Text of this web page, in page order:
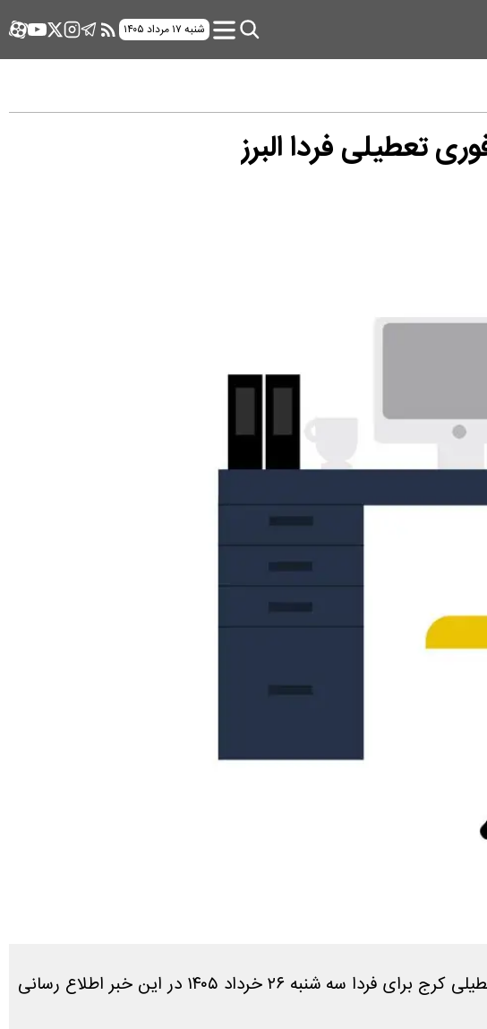
شنبه ۱۷ مرداد ۱۴۰۵
در پاسخ به سوال کاربران که آیا فردا تعطیل است یا نه، طبق بررسی های انجام شده آخرین وضعیت تعطیلی کرج برای فردا سه شنبه ۲۶ خرداد ۱۴۰۵ در این خبر اطلاع رسانی